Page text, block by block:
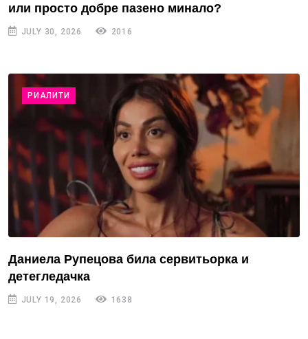
или просто добре пазено минало?
JULY 30, 2026 2016
РИАЛИТИ
Даниела Рупецова била сервитьорка и
детегледачка
JULY 19, 2026 1638